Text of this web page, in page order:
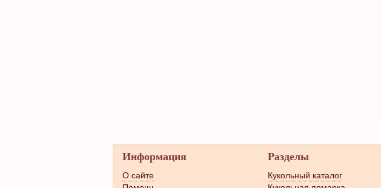
Информация
О сайте
Разделы
Кукольный каталог